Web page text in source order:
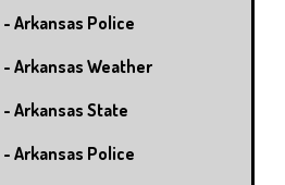
Arkansas Police
Arkansas Weather
Arkansas State
Arkansas Police